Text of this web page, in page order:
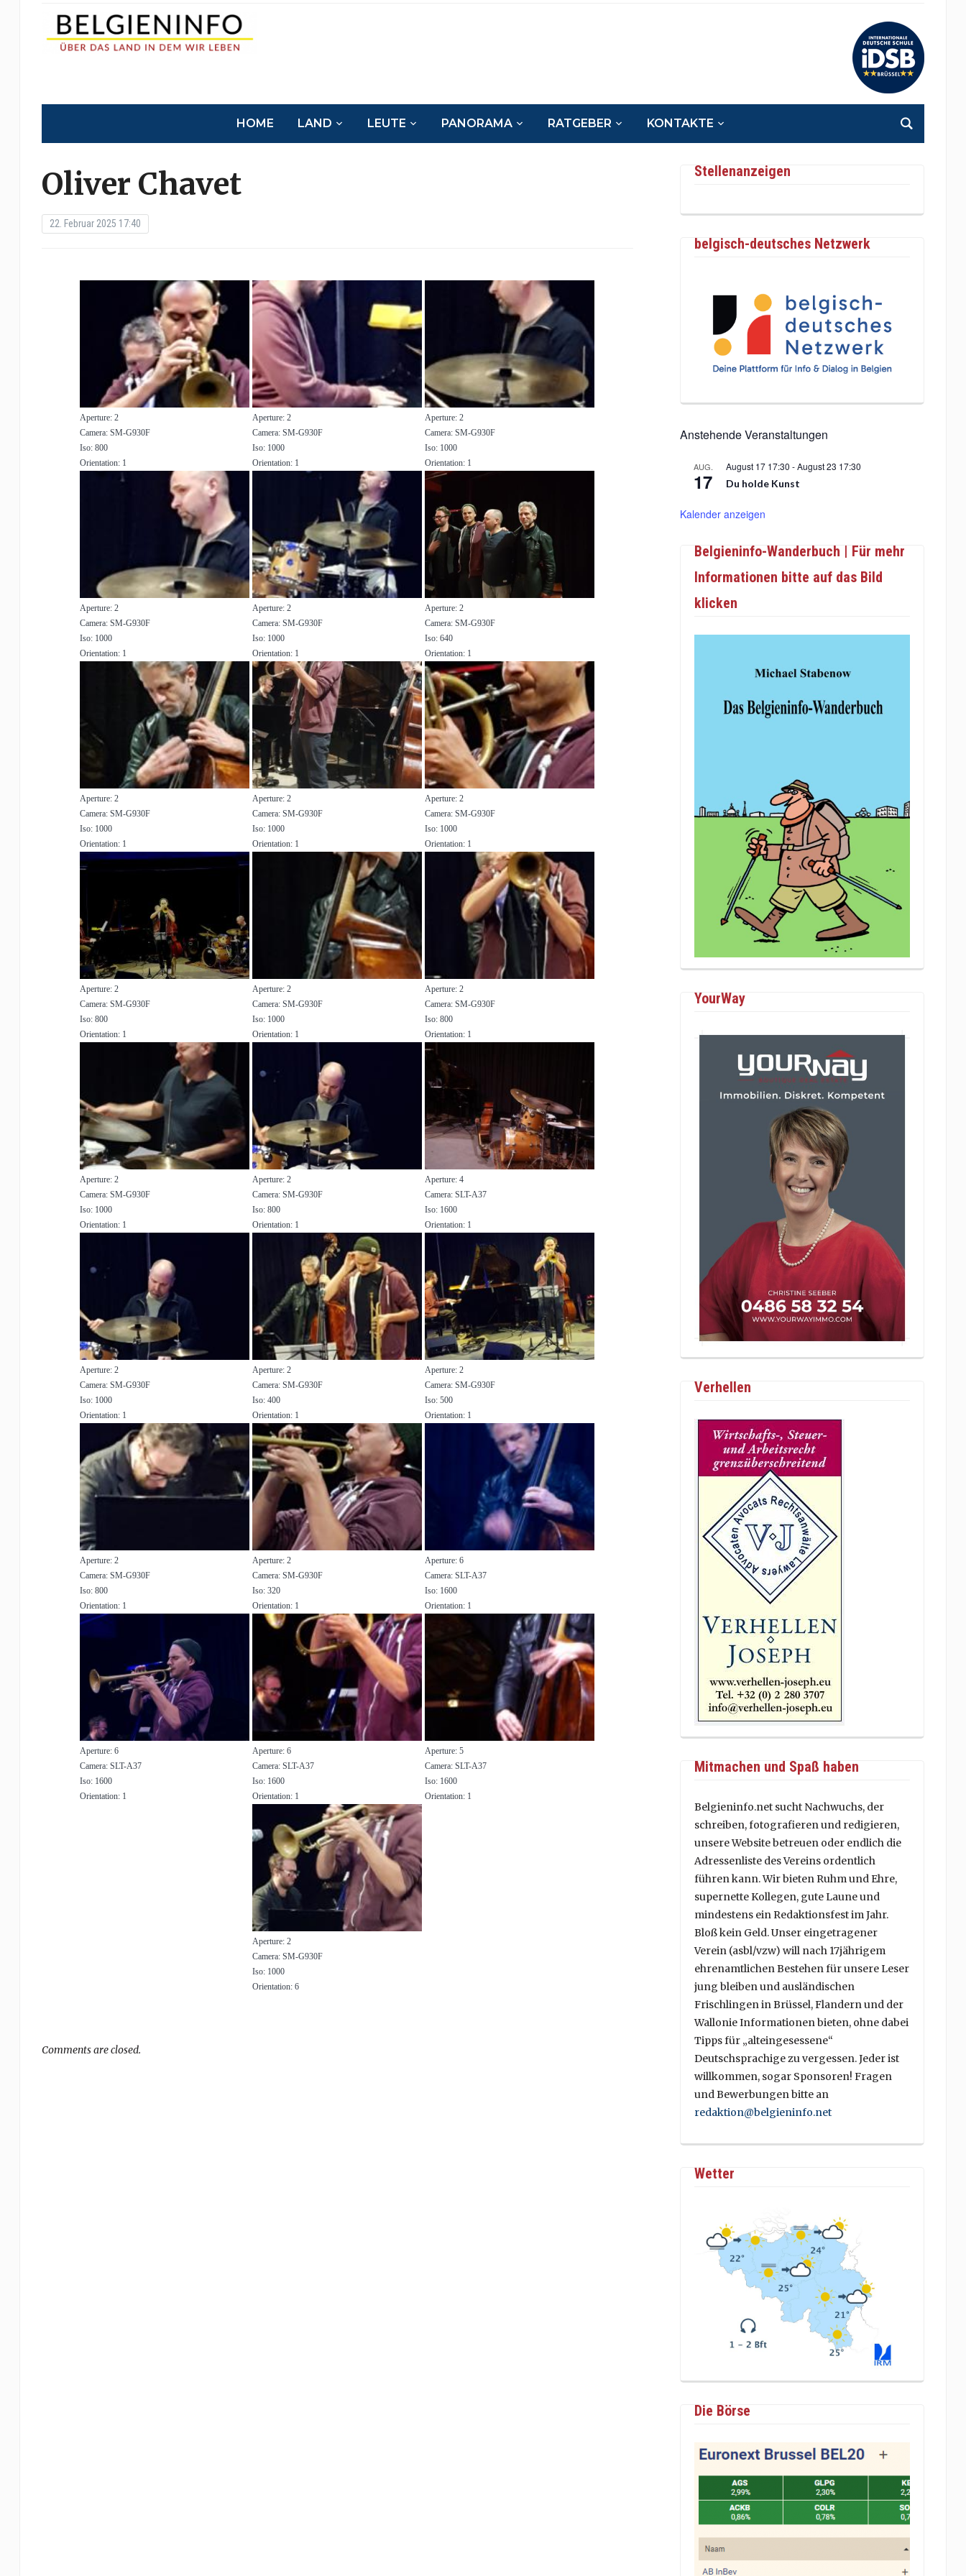
HOME LAND LEUTE PANORAMA RATGEBER KONTAKTE
Oliver Chavet
22. Februar 2025 17:40
Aperture: 2
Camera: SM-G930F
Iso: 800
Orientation: 1
Aperture: 2
Camera: SM-G930F
Iso: 1000
Orientation: 1
Aperture: 2
Camera: SM-G930F
Iso: 1000
Orientation: 1
Aperture: 2
Camera: SM-G930F
Iso: 1000
Orientation: 1
Aperture: 2
Camera: SM-G930F
Iso: 1000
Orientation: 1
Aperture: 2
Camera: SM-G930F
Iso: 640
Orientation: 1
Aperture: 2
Camera: SM-G930F
Iso: 1000
Orientation: 1
Aperture: 2
Camera: SM-G930F
Iso: 1000
Orientation: 1
Aperture: 2
Camera: SM-G930F
Iso: 1000
Orientation: 1
Aperture: 2
Camera: SM-G930F
Iso: 800
Orientation: 1
Aperture: 2
Camera: SM-G930F
Iso: 1000
Orientation: 1
Aperture: 2
Camera: SM-G930F
Iso: 800
Orientation: 1
Aperture: 2
Camera: SM-G930F
Iso: 1000
Orientation: 1
Aperture: 2
Camera: SM-G930F
Iso: 800
Orientation: 1
Aperture: 4
Camera: SLT-A37
Iso: 1600
Orientation: 1
Aperture: 2
Camera: SM-G930F
Iso: 1000
Orientation: 1
Aperture: 2
Camera: SM-G930F
Iso: 400
Orientation: 1
Aperture: 2
Camera: SM-G930F
Iso: 500
Orientation: 1
Aperture: 2
Camera: SM-G930F
Iso: 800
Orientation: 1
Aperture: 2
Camera: SM-G930F
Iso: 320
Orientation: 1
Aperture: 6
Camera: SLT-A37
Iso: 1600
Orientation: 1
Aperture: 6
Camera: SLT-A37
Iso: 1600
Orientation: 1
Aperture: 6
Camera: SLT-A37
Iso: 1600
Orientation: 1
Aperture: 5
Camera: SLT-A37
Iso: 1600
Orientation: 1
Aperture: 2
Camera: SM-G930F
Iso: 1000
Orientation: 6
Comments are closed.
Stellenanzeigen
belgisch-deutsches Netzwerk
Anstehende Veranstaltungen
AUG.
17
August 17 17:30 -August 23 17:30
Du holde Kunst
Kalender anzeigen
Belgieninfo-Wanderbuch | Für mehr
Informationen bitte auf das Bild
klicken
YourWay
Verhellen
Mitmachen und Spaß haben
Belgieninfo.net sucht Nachwuchs, der
schreiben, fotografieren und redigieren,
unsere Website betreuen oder endlich die
Adressenliste des Vereins ordentlich
führen kann. Wir bieten Ruhm und Ehre,
supernette Kollegen, gute Laune und
mindestens ein Redaktionsfest im Jahr.
Bloß kein Geld. Unser eingetragener
Verein (asbl/vzw) will nach 17jährigem
ehrenamtlichen Bestehen für unsere Leser
jung bleiben und ausländischen
Frischlingen in Brüssel, Flandern und der
Wallonie Informationen bieten, ohne dabei
Tipps für „alteingesessene“
Deutschsprachige zu vergessen. Jeder ist
willkommen, sogar Sponsoren! Fragen
und Bewerbungen bitte an
redaktion@belgieninfo.net
Wetter
Die Börse